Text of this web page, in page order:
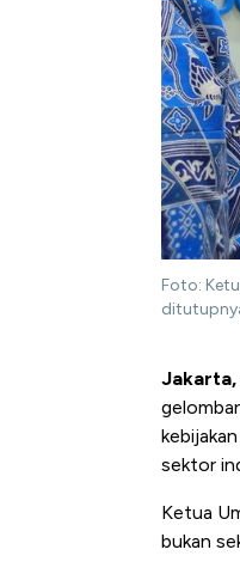
Foto:
Jakarta,
sektor
Ketua
bukan